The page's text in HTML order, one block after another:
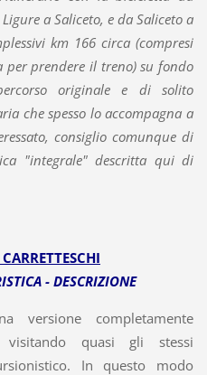
a Saliceto, e da Saliceto a
km 166 circa (compresi
prendere il treno) su fondo
originale e di solito
che spesso lo accompagna a
consiglio comunque di
"integrale" descritta qui di
- DESCRIZIONE
versione completamente
visitando quasi gli stessi
In questo modo